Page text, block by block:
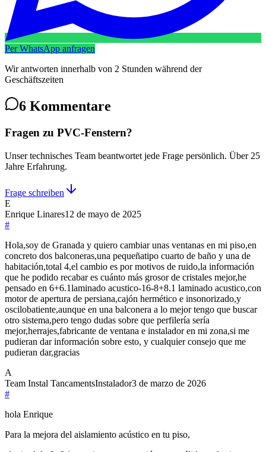
Per WhatsApp anfragen
Wir antworten innerhalb von 2 Stunden während der
Geschäftszeiten
6 Kommentare
Fragen zu PVC-Fenstern?
Unser technisches Team beantwortet jede Frage persönlich. Über 25
Jahre Erfahrung.
Frage schreiben
E
Enrique Linares12 de mayo de 2025
#
Hola,soy de Granada y quiero cambiar unas ventanas en mi piso,en
concreto dos balconeras,una pequeñatipo cuarto de baño y una de
habitación,total 4,el cambio es por motivos de ruido,la información
que he podido recabar es cuánto más grosor de cristales mejor,he
pensado en 6+6.1laminado acustico-16-8+8.1 laminado acustico,con
motor de apertura de persiana,cajón hermético e insonorizado,y
oscilobatiente,aunque en una balconera a lo mejor tengo que buscar
otro sistema,pero tengo dudas sobre que perfilería sería
mejor,herrajes,fabricante de ventana e instalador en mi zona,si me
pudieran dar información sobre esto, y cualquier consejo que me
pudieran dar,gracias
A
Team Instal TancamentsInstalador3 de marzo de 2026
#
hola Enrique
Para la mejora del aislamiento acústico en tu piso,